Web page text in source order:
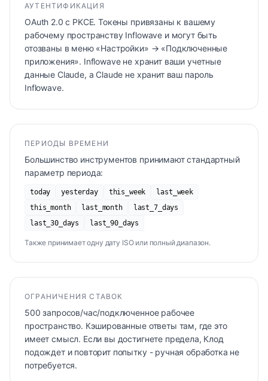
АУТЕНТИФИКАЦИЯ
OAuth 2.0 с PKCE. Токены привязаны к вашему
рабочему пространству Inflowave и могут быть
отозваны в меню «Настройки» → «Подключенные
приложения». Inflowave не хранит ваши учетные
данные Claude, а Claude не хранит ваш пароль
Inflowave.
ПЕРИОДЫ ВРЕМЕНИ
Большинство инструментов принимают стандартный
параметр периода:
today yesterday this_week
last_week
this_month
last_month
last_7_days
last_30_days
last_90_days
Также принимает одну дату ISO или полный диапазон.
ОГРАНИЧЕНИЯ СТАВОК
500 запросов/час/подключенное рабочее
пространство. Кэшированные ответы там, где это
имеет смысл. Если вы достигнете предела, Клод
подождет и повторит попытку - ручная обработка не
потребуется.